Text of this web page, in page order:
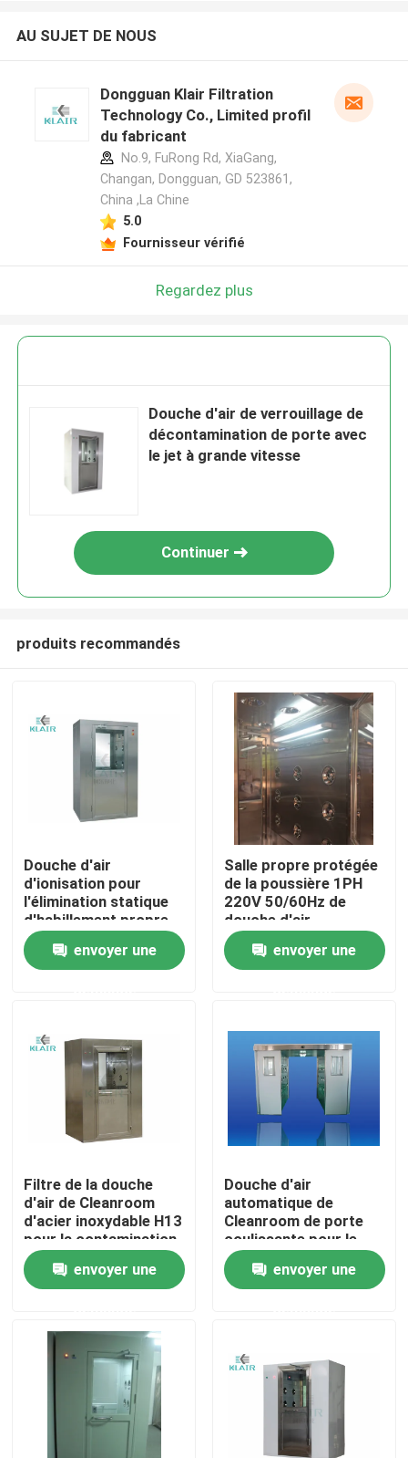
Maison
Au sujet de nous
Visite d'usine
Contactez-nous
Demandez une citation
filtres à air de sac
Filtres à air de la CAHT
filtre à air de hepa
AU SUJET DE NOUS
Dongguan Klair Filtration
Technology Co., Limited profil
du fabricant
No.9, FuRong Rd, XiaGang,
Changan, Dongguan, GD 523861,
China ,La Chine
5.0
Fournisseur vérifié
Regardez plus
Douche d'air de verrouillage de
décontamination de porte avec
le jet à grande vitesse
Continuer
produits recommandés
Douche d'air
d'ionisation pour
l'élimination statique
d'habillement propre
de travailleur
envoyer une
Salle propre protégée
de la poussière 1PH
220V 50/60Hz de
douche d'air
envoyer une
Filtre de la douche
d'air de Cleanroom
d'acier inoxydable H13
pour la contamination
particulaire
envoyer une
Douche d'air
automatique de
Cleanroom de porte
coulissante pour le
dépoussiérage de
personne/cargaison
envoyer une